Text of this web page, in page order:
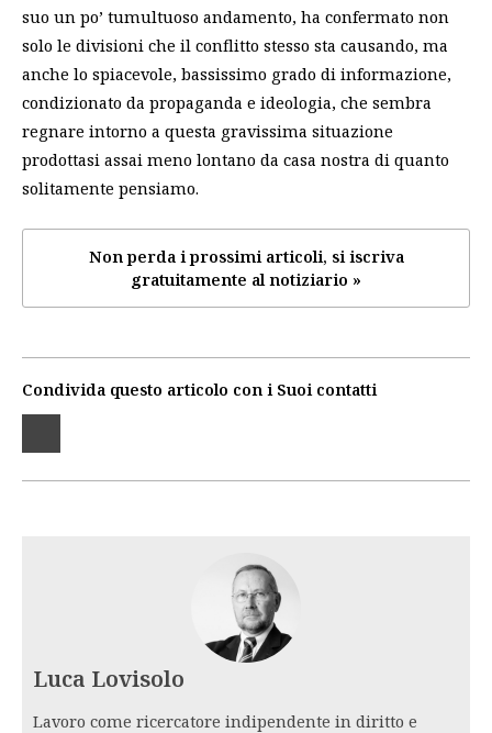
suo un po’ tumultuoso andamento, ha confermato non
solo le divisioni che il conflitto stesso sta causando, ma
anche lo spiacevole, bassissimo grado di informazione,
condizionato da propaganda e ideologia, che sembra
regnare intorno a questa gravissima situazione
prodottasi assai meno lontano da casa nostra di quanto
solitamente pensiamo.
Non perda i prossimi articoli, si iscriva
gratuitamente al notiziario »
Condivida questo articolo con i Suoi contatti
Luca Lovisolo
Lavoro come ricercatore indipendente in diritto e